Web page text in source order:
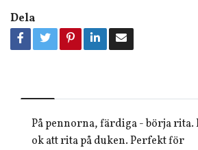
Dela
På pennorna, färdiga - börja rita.
ok att rita på duken. Perfekt för